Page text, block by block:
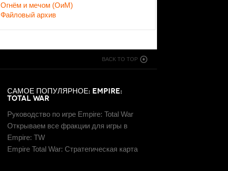
Огнём и мечом (ОиМ)
Файловый архив
BACK TO TOP
САМОЕ ПОПУЛЯРНОЕ: EMPIRE:
TOTAL WAR
Руководство по игре Empire: Total War
Открываем все фракции для игры в
Empire: TW
Empire Total War: Стратегическая карта